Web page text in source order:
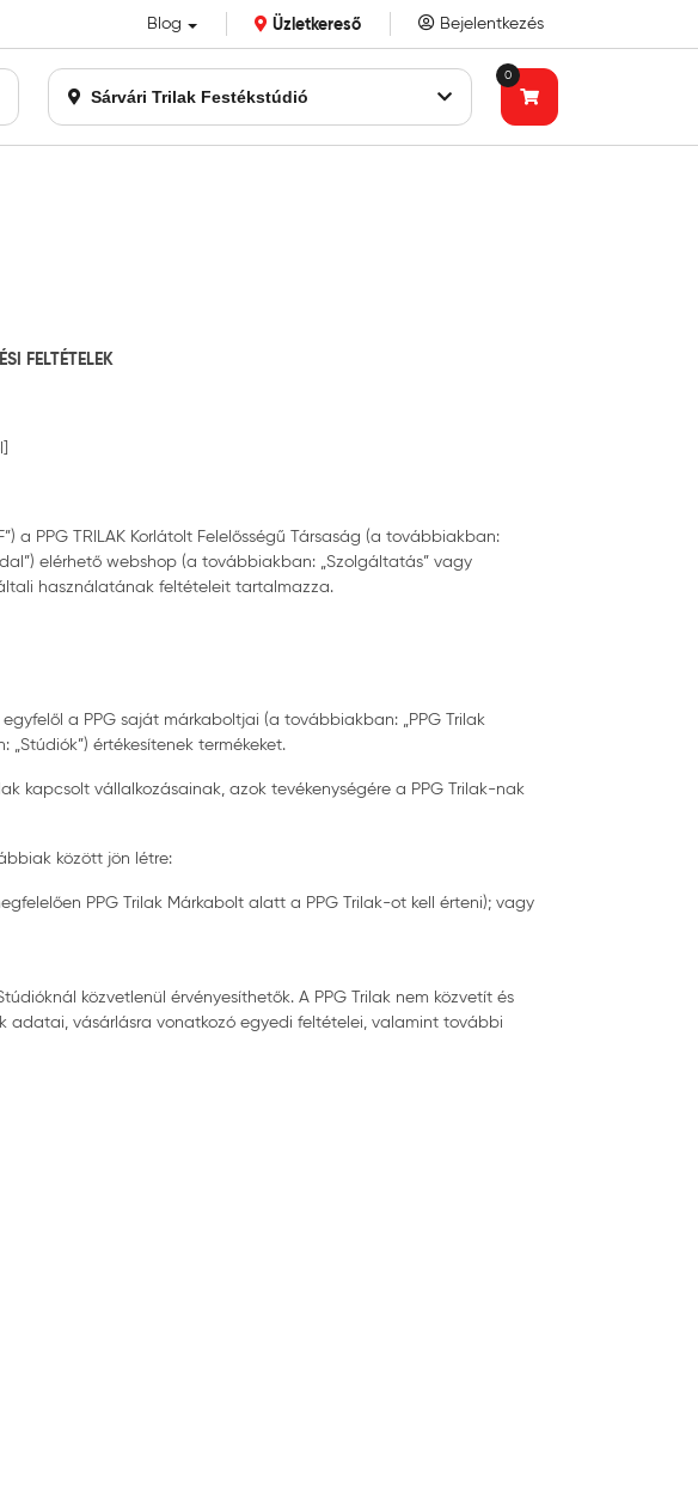
Blog Üzletkereső Bejelentkezés
Sárvári Trilak Festékstúdió
0
adjon le. Köszönjük eddigi bizalmát!
FELTÉTELEK
a PPG TRILAK Korlátolt Felelősségű Társaság (a továbbiakban:
elérhető webshop (a továbbiakban: „Szolgáltatás” vagy
általi használatának feltételeit tartalmazza.
a PPG saját márkaboltjai (a továbbiakban: „PPG Trilak
értékesítenek termékeket.
kapcsolt vállalkozásainak, azok tevékenységére a PPG Trilak-nak
között jön létre:
PPG Trilak Márkabolt alatt a PPG Trilak-ot kell érteni); vagy
közvetlenül érvényesíthetők. A PPG Trilak nem közvetít és
adatai, vásárlásra vonatkozó egyedi feltételei, valamint további